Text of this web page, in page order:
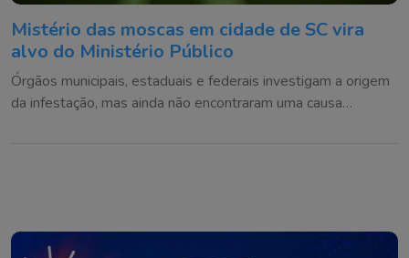
Mistério das moscas em cidade de SC vira
alvo do Ministério Público
Órgãos municipais, estaduais e federais investigam a origem
da infestação, mas ainda não encontraram uma causa